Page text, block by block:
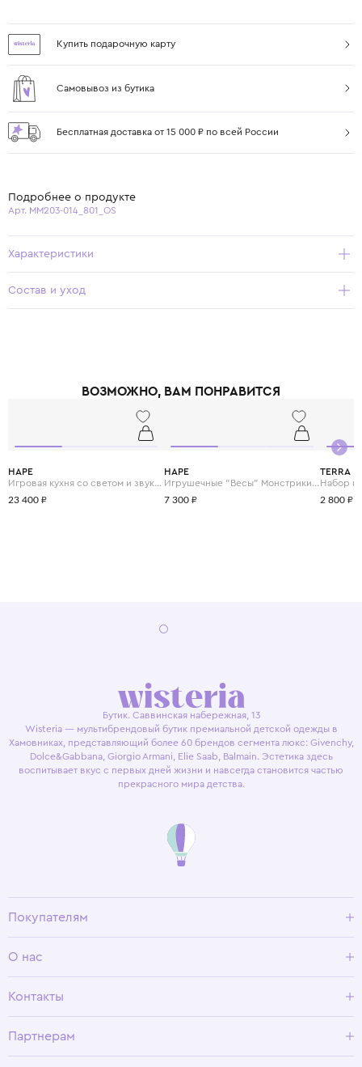
Купить подарочную карту
Самовывоз из бутика
Бесплатная доставка от 15 000 ₽ по всей России
Подробнее о продукте
Арт. ММ203-014_801_OS
Характеристики
Состав и уход
ВОЗМОЖНО, ВАМ ПОНРАВИТСЯ
HAPE
Игровая кухня со светом и звуком "Готовим вместе"
23 400 ₽
HAPE
Игрушечные "Весы" Монстрики с брошюрой примеров на сложение и состав числа
7 300 ₽
TERRA
2 800 ₽
Бутик. Саввинская набережная, 13
Wisteria — мультибрендовый бутик премиальной детской одежды в
Хамовниках, представляющий более 60 брендов сегмента люкс: Givenchy,
Dolce&Gabbana, Giorgio Armani, Elie Saab, Balmain. Эстетика здесь
воспитывает вкус с первых дней жизни и навсегда становится частью
прекрасного мира детства.
Покупателям
Условия возврата
О нас
Программа лояльности
Контакты
Партнерам